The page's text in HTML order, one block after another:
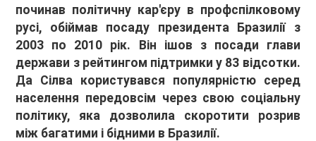
починав політичну кар'єру в профспілковому
русі, обіймав посаду президента Бразилії з
2003 по 2010 рік. Він ішов з посади глави
держави з рейтингом підтримки у 83 відсотки.
Да Сілва користувався популярністю серед
населення передовсім через свою соціальну
політику, яка дозволила скоротити розрив
між багатими і бідними в Бразилії.